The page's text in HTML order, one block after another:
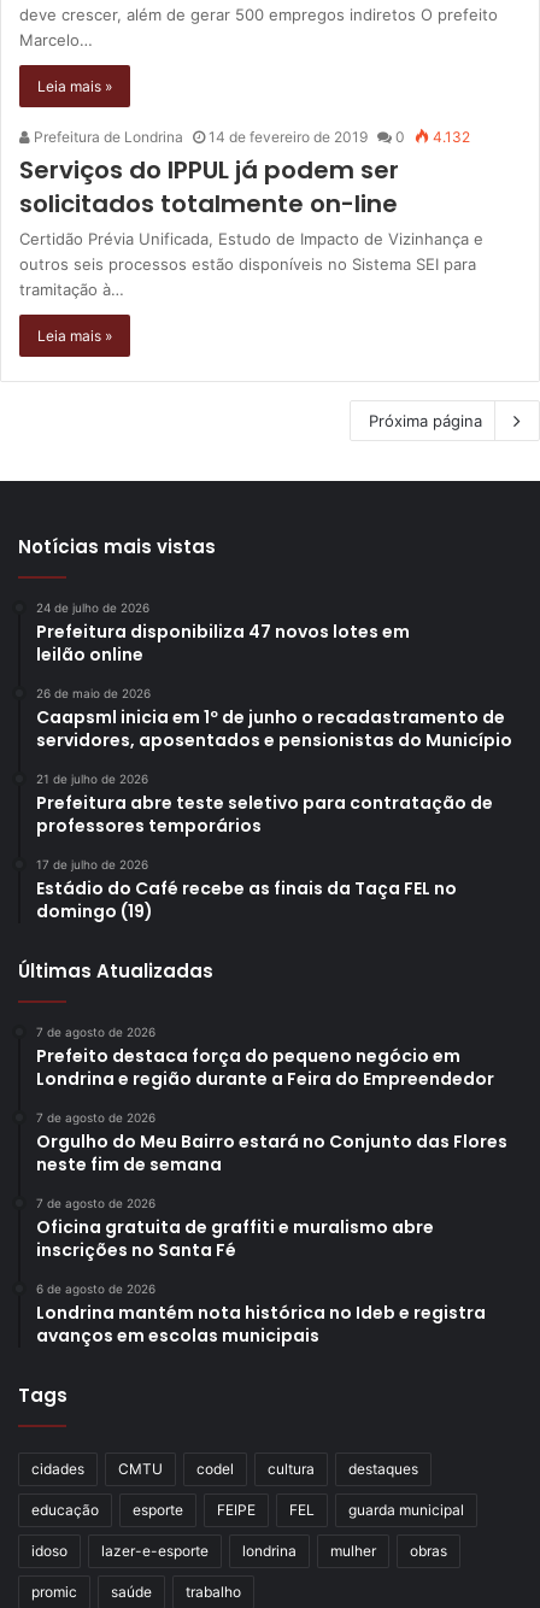
deve crescer, além de gerar 500 empregos indiretos O prefeito
Marcelo…
Leia mais »
Prefeitura de Londrina 14 de fevereiro de 2019 0 4.132
Serviços do IPPUL já podem ser
solicitados totalmente on-line
Certidão Prévia Unificada, Estudo de Impacto de Vizinhança e
outros seis processos estão disponíveis no Sistema SEI para
tramitação à…
Leia mais »
Próxima página
Notícias mais vistas
24 de julho de 2026
Prefeitura disponibiliza 47 novos lotes em
leilão online
26 de maio de 2026
Caapsml inicia em 1º de junho o recadastramento de
servidores, aposentados e pensionistas do Município
21 de julho de 2026
Prefeitura abre teste seletivo para contratação de
professores temporários
17 de julho de 2026
Estádio do Café recebe as finais da Taça FEL no
domingo (19)
Últimas Atualizadas
7 de agosto de 2026
Prefeito destaca força do pequeno negócio em
Londrina e região durante a Feira do Empreendedor
7 de agosto de 2026
Orgulho do Meu Bairro estará no Conjunto das Flores
neste fim de semana
7 de agosto de 2026
Oficina gratuita de graffiti e muralismo abre
inscrições no Santa Fé
6 de agosto de 2026
Londrina mantém nota histórica no Ideb e registra
avanços em escolas municipais
Tags
cidades CMTU codel cultura destaques
educação esporte FEIPE FEL guarda municipal
idoso lazer-e-esporte londrina mulher obras
promic saúde trabalho